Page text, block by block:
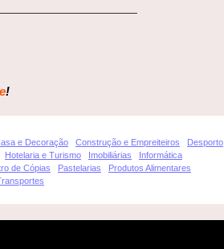
!
e Decoração Construção e Empreiteiros
Desporto
Hotelaria e Turismo Imobiliárias
Informática
de Cópias Pastelarias
Produtos Alimentares